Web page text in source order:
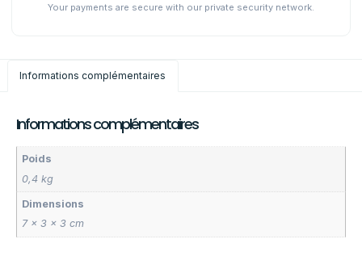
Your payments are secure with our private security network.
Informations complémentaires
Informations complémentaires
Poids
0,4 kg
Dimensions
7 × 3 × 3 cm